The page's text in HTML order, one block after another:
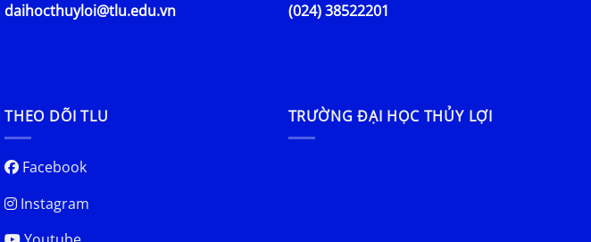
daihocthuyloi@tlu.edu.vn
(024) 38522201
THEO DÕI TLU
Facebook
Instagram
TRƯỜNG ĐẠI HỌC THỦY LỢI